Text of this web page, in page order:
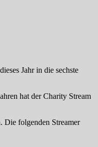
Jahr in die sechste
hat der Charity Stream
Die folgenden Streamer